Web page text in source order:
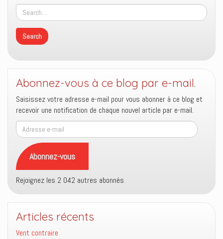
Abonnez-vous à ce blog par e-mail.
Saisissez votre adresse e-mail pour vous abonner à ce blog et
recevoir une notification de chaque nouvel article par e-mail.
Adresse
e-
mail
Abonnez-vous
Rejoignez les 2 042 autres abonnés
Articles récents
Vent contraire